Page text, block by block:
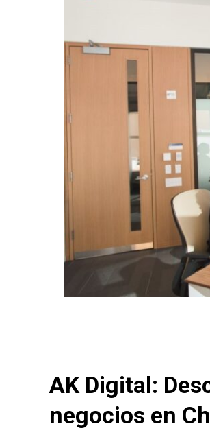
AK Digital:
negocios en